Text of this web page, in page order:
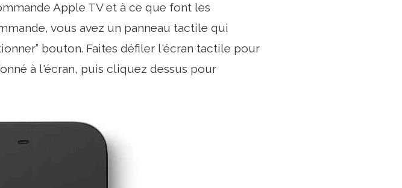
Apple TV et à ce que font les
vous avez un panneau tactile qui
bouton. Faites défiler l'écran tactile pour
à l'écran, puis cliquez dessus pour